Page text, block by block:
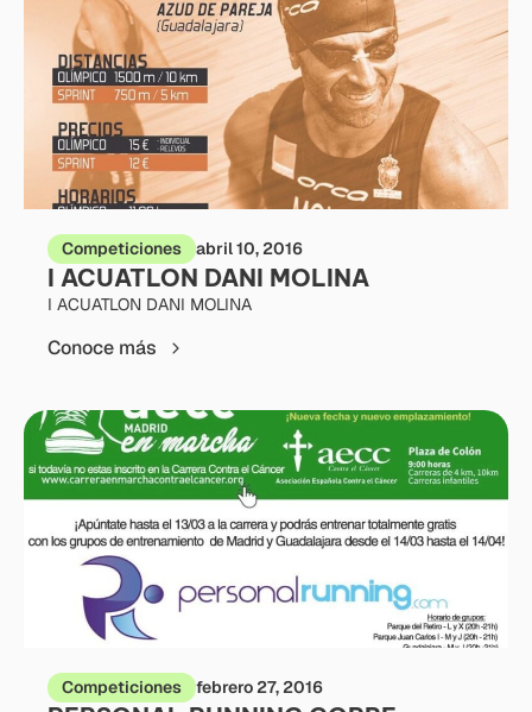
Competiciones abril 10, 2016
I ACUATLON DANI MOLINA
I ACUATLON DANI MOLINA
Conoce más
Competiciones febrero 27, 2016